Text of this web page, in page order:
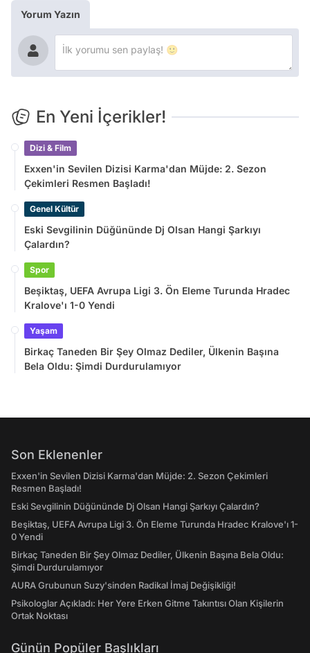
Yorum Yazın
En Yeni İçerikler!
Dizi & Film
Exxen'in Sevilen Dizisi Karma'dan Müjde: 2. Sezon
Çekimleri Resmen Başladı!
Genel Kültür
Eski Sevgilinin Düğününde Dj Olsan Hangi Şarkıyı
Çalardın?
Spor
Beşiktaş, UEFA Avrupa Ligi 3. Ön Eleme Turunda Hradec
Kralove'ı 1-0 Yendi
Yaşam
Birkaç Taneden Bir Şey Olmaz Dediler, Ülkenin Başına
Bela Oldu: Şimdi Durdurulamıyor
Son Eklenenler
Exxen'in Sevilen Dizisi Karma'dan Müjde: 2. Sezon Çekimleri
Resmen Başladı!
Eski Sevgilinin Düğününde Dj Olsan Hangi Şarkıyı Çalardın?
Beşiktaş, UEFA Avrupa Ligi 3. Ön Eleme Turunda Hradec Kralove'ı 1-
0 Yendi
Birkaç Taneden Bir Şey Olmaz Dediler, Ülkenin Başına Bela Oldu:
Şimdi Durdurulamıyor
AURA Grubunun Suzy'sinden Radikal İmaj Değişikliği!
Psikologlar Açıkladı: Her Yere Erken Gitme Takıntısı Olan Kişilerin
Ortak Noktası
Günün Popüler Başlıkları